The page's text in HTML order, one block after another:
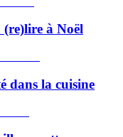
(re)lire à Noël
dans la cuisine